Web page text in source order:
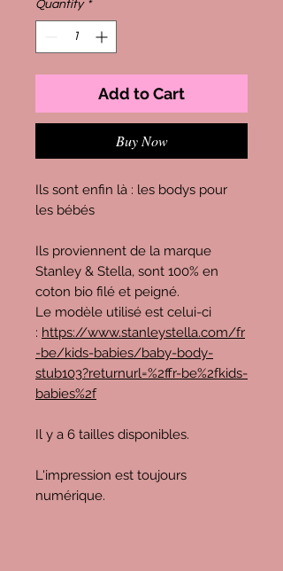
Quantity *
Add to Cart
Buy Now
Ils sont enfin là : les bodys pour
les bébés
Ils proviennent de la marque
Stanley & Stella, sont 100% en
coton bio filé et peigné.
Le modèle utilisé est celui-ci
: https://www.stanleystella.com/fr
-be/kids-babies/baby-body-
stub103?returnurl=%2ffr-be%2fkids-
babies%2f
Il y a 6 tailles disponibles.
L'impression est toujours
numérique.